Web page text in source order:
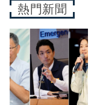
熱門新聞